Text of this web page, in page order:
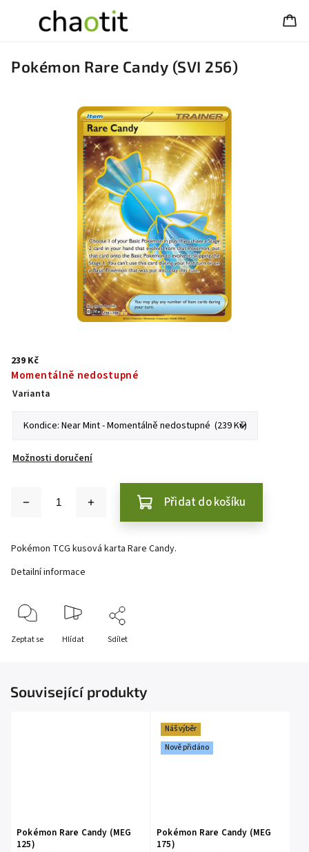
Pokémon Rare Candy (SVI 256)
239 Kč
Momentálně nedostupné
Varianta
Možnosti doručení
Přidat do košíku
Pokémon TCG kusová karta Rare Candy.
Detailní informace
Zeptat se Hlídat Sdílet
Související produkty
Pokémon Rare Candy (MEG
125)
Náš výběr
Nově přidáno
Pokémon Rare Candy (MEG
175)